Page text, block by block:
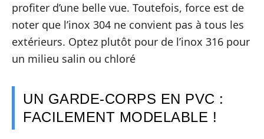
profiter d’une belle vue. Toutefois, force est de
noter que l’inox 304 ne convient pas à tous les
extérieurs. Optez plutôt pour de l’inox 316 pour
un milieu salin ou chloré
UN GARDE-CORPS EN PVC :
FACILEMENT MODELABLE !